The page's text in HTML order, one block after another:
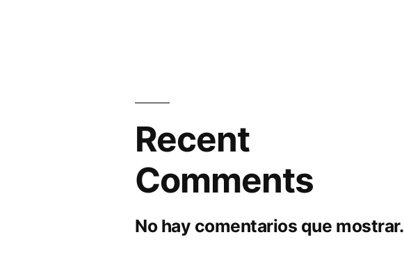
Recent
Comments
No hay comentarios que mostrar.